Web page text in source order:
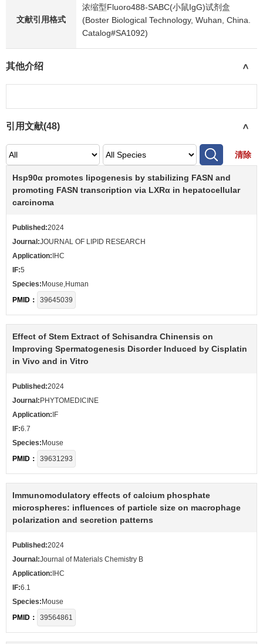
文献引用格式
浓缩型Fluoro488-SABC(小鼠IgG)试剂盒
(Boster Biological Technology, Wuhan, China.
Catalog#SA1092)
其他介绍 >
引用文献(48) >
清除
Hsp90α promotes lipogenesis by stabilizing FASN and
promoting FASN transcription via LXRα in hepatocellular
carcinoma
Published:2024
Journal:JOURNAL OF LIPID RESEARCH
Application: IHC
IF:5
Species: Mouse,Human
PMID：
39645039
Effect of Stem Extract of Schisandra Chinensis on
Improving Spermatogenesis Disorder Induced by Cisplatin
in Vivo and in Vitro
Published:2024
Journal: PHYTOMEDICINE
Application: IF
IF:6.7
Species: Mouse
PMID：
39631293
Immunomodulatory effects of calcium phosphate
microspheres: influences of particle size on macrophage
polarization and secretion patterns
Published:2024
Journal:Journal of Materials Chemistry B
Application: IHC
IF:6.1
Species: Mouse
PMID：
39564861